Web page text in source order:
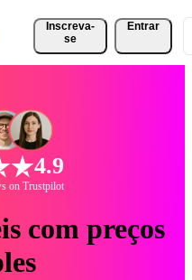
Inscreva-
se
Entrar
4.9
on Trustpilot
com preços